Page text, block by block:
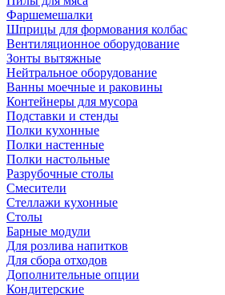
Фаршемешалки
Шприцы для формования колбас
Вентиляционное оборудование
Зонты вытяжные
Нейтральное оборудование
Ванны моечные и раковины
Контейнеры для мусора
Подставки и стенды
Полки кухонные
Полки настенные
Полки настольные
Разрубочные столы
Смесители
Стеллажи кухонные
Столы
Барные модули
Для розлива напитков
Для сбора отходов
Дополнительные опции
Кондитерские